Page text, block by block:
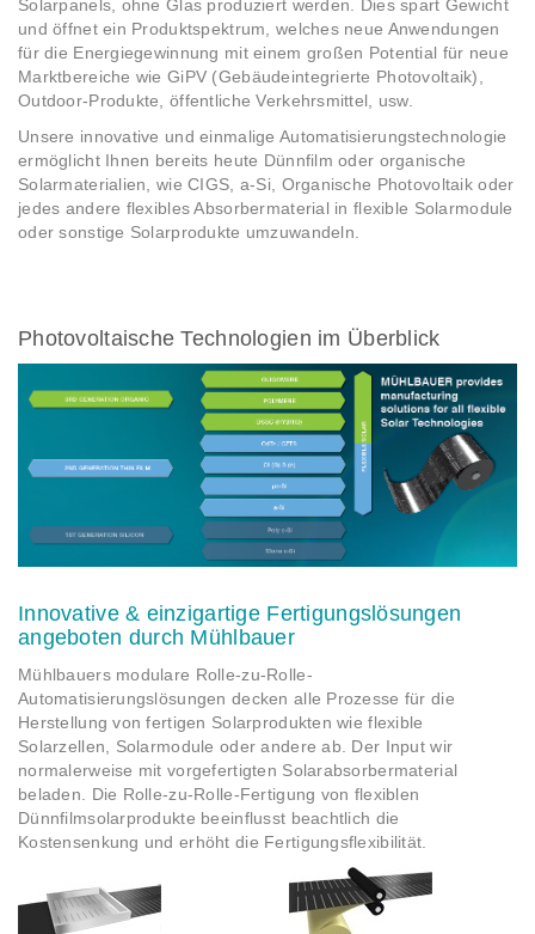
Solarpanels, ohne Glas produziert werden. Dies spart Gewicht
und öffnet ein Produktspektrum, welches neue Anwendungen
für die Energiegewinnung mit einem großen Potential für neue
Marktbereiche wie GiPV (Gebäudeintegrierte Photovoltaik),
Outdoor-Produkte, öffentliche Verkehrsmittel, usw.
Unsere innovative und einmalige Automatisierungstechnologie
ermöglicht Ihnen bereits heute Dünnfilm oder organische
Solarmaterialien, wie CIGS, a-Si, Organische Photovoltaik oder
jedes andere flexibles Absorbermaterial in flexible Solarmodule
oder sonstige Solarprodukte umzuwandeln.
Photovoltaische Technologien im Überblick
Innovative & einzigartige Fertigungslösungen
angeboten durch Mühlbauer
Mühlbauers modulare Rolle-zu-Rolle-
Automatisierungslösungen decken alle Prozesse für die
Herstellung von fertigen Solarprodukten wie flexible
Solarzellen, Solarmodule oder andere ab. Der Input wir
normalerweise mit vorgefertigten Solarabsorbermaterial
beladen. Die Rolle-zu-Rolle-Fertigung von flexiblen
Dünnfilmsolarprodukte beeinflusst beachtlich die
Kostensenkung und erhöht die Fertigungsflexibilität.